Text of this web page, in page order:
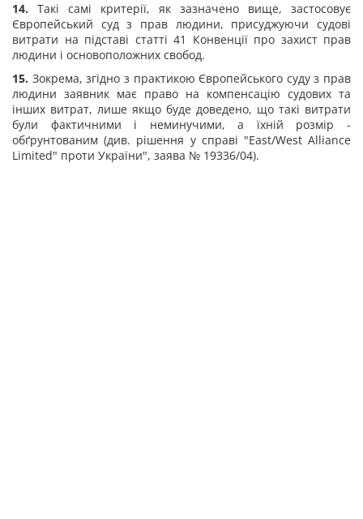
14. Такі самі критерії, як зазначено вище, застосовує
Європейський суд з прав людини, присуджуючи судові
витрати на підставі статті 41 Конвенції про захист прав
людини і основоположних свобод.
15. Зокрема, згідно з практикою Європейського суду з прав
людини заявник має право на компенсацію судових та
інших витрат, лише якщо буде доведено, що такі витрати
були фактичними і неминучими, а їхній розмір -
обґрунтованим (див. рішення у справі "East/West Alliance
Limited" проти України", заява № 19336/04).